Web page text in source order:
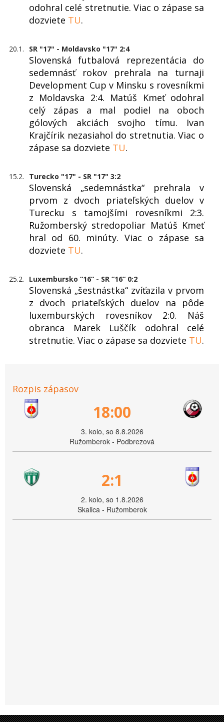
odohral celé stretnutie. Viac o zápase sa
dozviete TU.
20.1. SR "17" - Moldavsko "17" 2:4
Slovenská futbalová reprezentácia do
sedemnásť rokov prehrala na turnaji
Development Cup v Minsku s rovesníkmi
z Moldavska 2:4. Matúš Kmeť odohral
celý zápas a mal podiel na oboch
gólových akciách svojho tímu. Ivan
Krajčírik nezasiahol do stretnutia. Viac o
zápase sa dozviete TU.
15.2. Turecko "17" - SR "17" 3:2
Slovenská „sedemnástka“ prehrala v
prvom z dvoch priateľských duelov v
Turecku s tamojšími rovesníkmi 2:3.
Ružomberský stredopoliar Matúš Kmeť
hral od 60. minúty. Viac o zápase sa
dozviete TU.
25.2. Luxembursko “16“ - SR “16“ 0:2
Slovenská „šestnástka“ zvíťazila v prvom
z dvoch priateľských duelov na pôde
luxemburských rovesníkov 2:0. Náš
obranca Marek Luščík odohral celé
stretnutie. Viac o zápase sa dozviete TU.
Rozpis zápasov
18:00
3. kolo, so 8.8.2026
Ružomberok - Podbrezová
2:1
2. kolo, so 1.8.2026
Skalica - Ružomberok